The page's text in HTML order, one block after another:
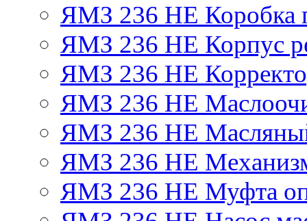
ЯМЗ 236 НЕ Коробка
ЯМЗ 236 НЕ Корпус
ЯМЗ 236 НЕ
ЯМЗ 236 НЕ
ЯМЗ 236 НЕ Масляный
ЯМЗ 236 НЕ
ЯМЗ 236 НЕ Муфта